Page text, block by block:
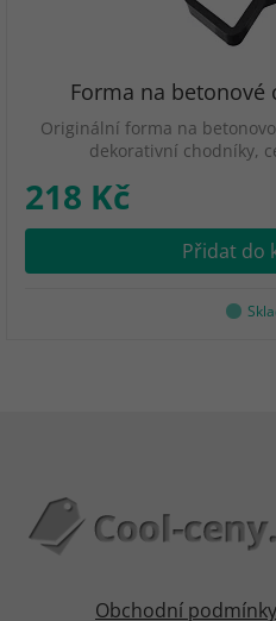
Forma na betonové
Originální forma na
dekorativní chodníky,
218 Kč
Přidat do
Obchodní podmínky